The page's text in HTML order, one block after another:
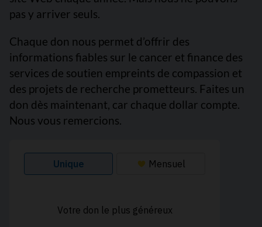
pas y arriver seuls.
Chaque don nous permet d’offrir des
informations fiables sur le cancer et finance des
services de soutien empreints de compassion et
des projets de recherche prometteurs. Faites un
don dès maintenant, car chaque dollar compte.
Nous vous remercions.